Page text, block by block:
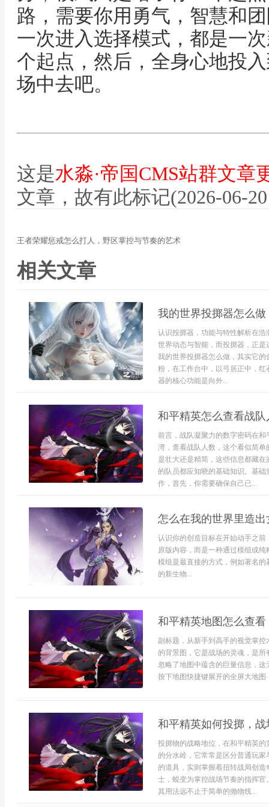
路，需要你用勇气，智慧和
一次进入选择模式，都是一
个起点，然后，全身心地投
场中去吧。
这是水淼·帝国CMS站群文章
文章，故有此标记(2026-06-
王者荣耀惩戒怎么打人，野区掌控与节奏的艺术
相关文章
我的世界投掷器怎么
认识投掷器，功能与特性解析在
世界动态与智能，而投掷器，正
我的世界投掷器怎么做，其实它
粉，在工作台中，以弓居正中，
器的核心功能是向外...
和平精英怎么查看战
前言，战队凝聚力的数字密码在
湾，查看战队人数，这个看似简
是壮大还是精简，这些信息都藏
的队员都应知晓的基础知识。基
作，首先，你需要确保自己已...
怎么在我的世界里造
认识你的创造目标在开始动手之
原版内容，而是一种通过模组或
模组是最直接的方式，例如著名
的新生物...
和平精英地图怎么查
副标题，从新手到高手的视觉掌
的背景图，它是战场的灵魂，是
忽略了地图中蕴含的巨量信息，
按下地图快捷键展开的全屏大地图
和平精英如何投掷，
投掷物的战略地位，在和平精英
的分水岭，它常常是区分普通玩
的道具，实则掌握着扭转战局创
士，蜕变为掌控战场节奏的指挥
其用法远不止于简单的抛物线...